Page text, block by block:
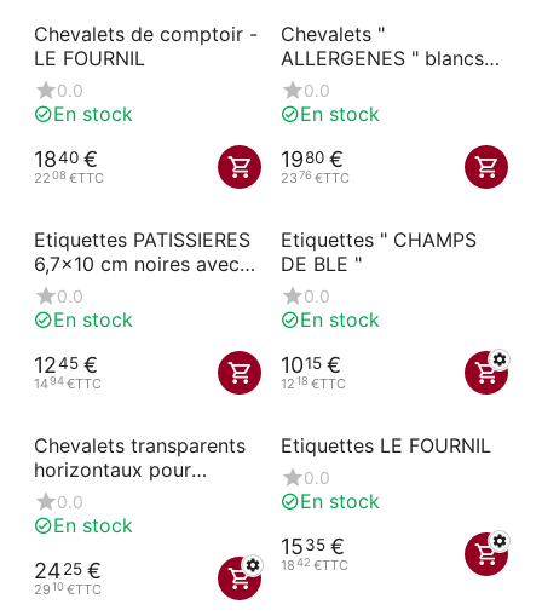
Chevalets de comptoir -
LE FOURNIL
0.0
En stock
1840 €
2208 €TTC
Chevalets "
ALLERGENES " blancs
10x7 cm
0.0
En stock
1980 €
2376 €TTC
Etiquettes PATISSIERES
6,7x10 cm noires avec
pique en forme
0.0
En stock
1245 €
1494€TTC
Etiquettes " CHAMPS
DE BLE "
0.0
En stock
1015 €
1218 €TTC
Chevalets transparents
horizontaux pour
étiquettes
0.0
En stock
2425 €
2910€TTC
Etiquettes LE FOURNIL
0.0
En stock
1535 €
1842 €TTC